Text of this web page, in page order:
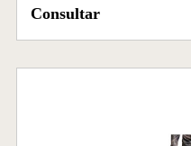
Consultar